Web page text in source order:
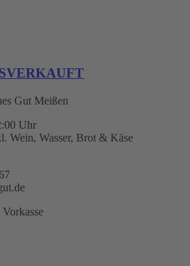
Gut Meißen
Uhr
Wein, Wasser, Brot & Käse